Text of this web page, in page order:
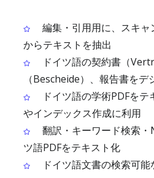
編集・引用用に、スキ
からテキストを抽出
ドイツ語の契約書（
（Bescheide）、報告書をデ
ドイツ語の学術PDFを
やインデックス作成に利用
翻訳・キーワード検索
ツ語PDFをテキスト化
ドイツ語文書の検索可